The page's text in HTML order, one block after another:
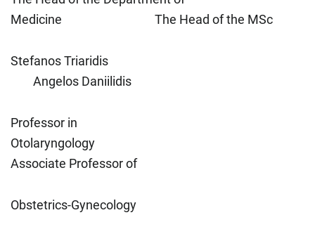
Medicine The Head of the MSc
Stefanos Triaridis
Angelos Daniilidis
Professor in
Otolaryngology
Associate Professor of
Obstetrics-Gynecology